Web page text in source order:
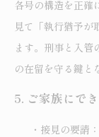
各号の構造を正確
見て「執行猶予が
ます。刑事と入管
の在留を守る鍵と
5. ご家族にで
・接見の要請